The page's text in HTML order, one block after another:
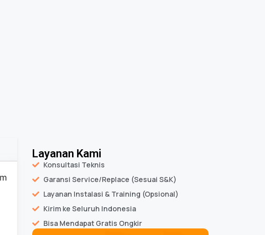
Layanan Kami
Konsultasi Teknis
Garansi Service/Replace (Sesuai S&K)
Layanan Instalasi & Training (Opsional)
Kirim ke Seluruh Indonesia
Bisa Mendapat Gratis Ongkir